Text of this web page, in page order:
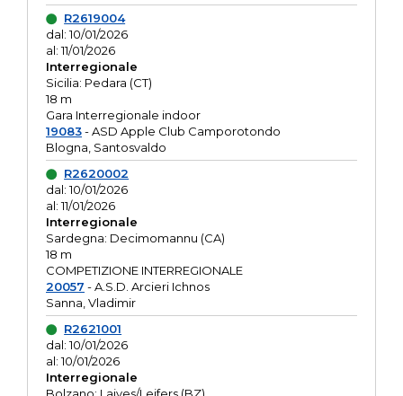
R2619004
dal: 10/01/2026
al: 11/01/2026
Interregionale
Sicilia: Pedara (CT)
18 m
Gara Interregionale indoor
19083- ASD Apple Club Camporotondo
Blogna, Santosvaldo
R2620002
dal: 10/01/2026
al: 11/01/2026
Interregionale
Sardegna: Decimomannu (CA)
18 m
COMPETIZIONE INTERREGIONALE
20057 - A.S.D. Arcieri Ichnos
Sanna, Vladimir
R2621001
dal: 10/01/2026
al: 10/01/2026
Interregionale